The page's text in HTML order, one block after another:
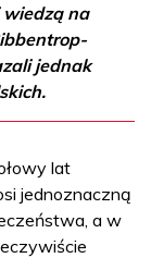
na
jednak
lat
jednoznaczną
a w